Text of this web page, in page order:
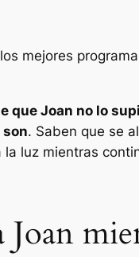
mejores
que Joan no lo
. Saben que se
luz mientras